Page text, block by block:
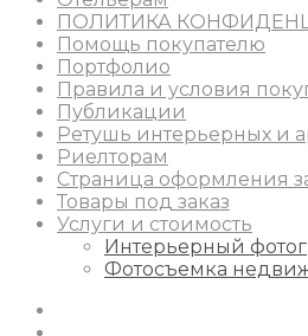
ПОЛИТИКА
Помощь покупателю
Портфолио
Правила и условия
Публикации
Ретушь интерьерных и
Риелторам
Страница оформления
Товары под заказ
Услуги и стоимость
Интерьерный
Фотосъемка